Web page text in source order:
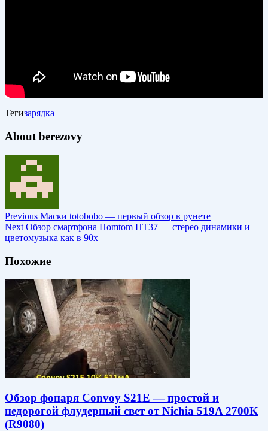
Тегизарядка
About berezovy
Previous Маски totobobo — первый обзор в рунете
Next Обзор смартфона Homtom HT37 — стерео динамики и
цветомузыка как в 90х
Похожие
Обзор фонаря Convoy S21E — простой и
недорогой флудерный свет от Nichia 519A 2700K
(R9080)